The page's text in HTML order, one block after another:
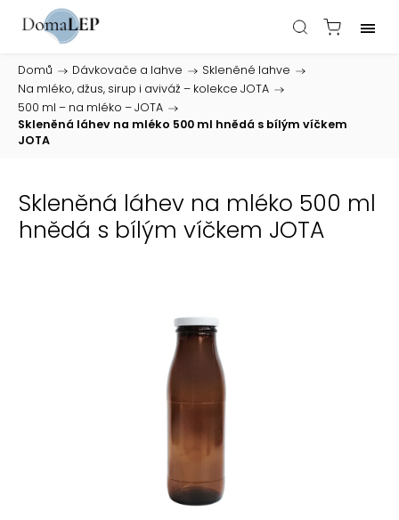
Domů / Dávkovače a lahve / Skleněné lahve /
Na mléko, džus, sirup i aviváž – kolekce JOTA /
500 ml – na mléko – JOTA /
Skleněná láhev na mléko 500 ml hnědá s bílým víčkem
JOTA
Skleněná láhev na mléko 500 ml
hnědá s bílým víčkem JOTA